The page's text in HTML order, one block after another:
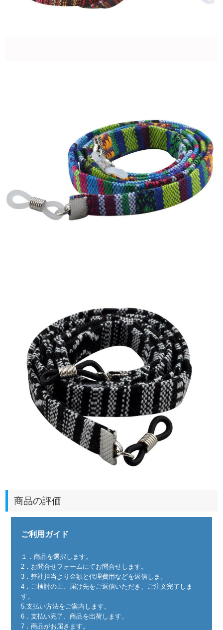
商品の評価
ご利用ガイド
１．商品を選択します。
2．お問合せフォームにてお問合せします。
3．弊社担当より金額と代理費用などを返信しま。
4．ご検討の上、届け先をご返信いただき、ご注文完了しま
す。
5.支払い方法をご案内します。
6．支払い完了、商品を出荷します。
7．商品がお届きます。